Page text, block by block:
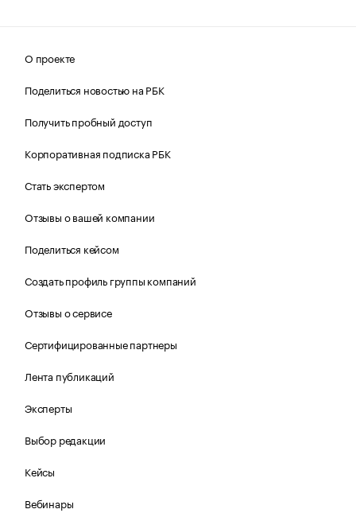
О проекте
Поделиться новостью на РБК
Получить пробный доступ
Корпоративная подписка РБК
Стать экспертом
Отзывы о вашей компании
Поделиться кейсом
Создать профиль группы компаний
Отзывы о сервисе
Сертифицированные партнеры
Лента публикаций
Эксперты
Выбор редакции
Кейсы
Вебинары